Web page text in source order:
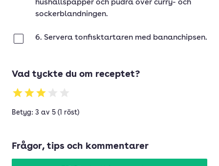
hushållspapper och pudra över curry- och
sockerblandningen.
6. Servera tonfisktartaren med bananchipsen.
Vad tyckte du om receptet?
Betyg: 3 av 5 (1 röst)
Frågor, tips och kommentarer